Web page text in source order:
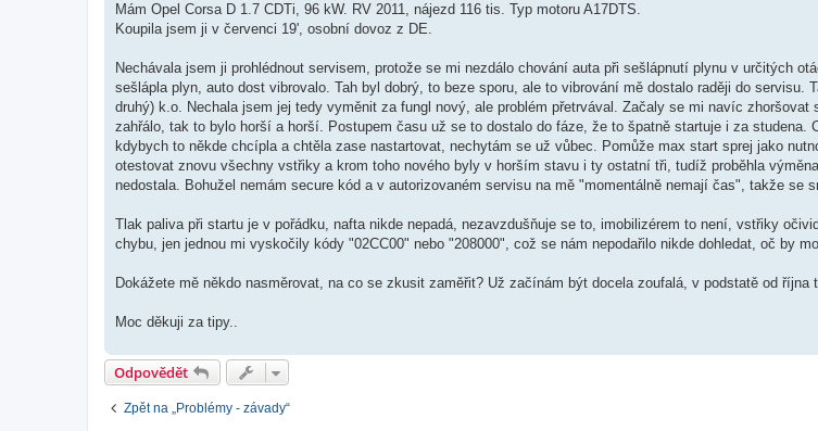
p
ě
k
Mám Opel Corsa D 1.7 CDTi, 96 kW. RV 2011, nájezd 116 tis. Typ motoru A17DTS.
Koupila jsem ji v červenci 19', osobní dovoz z DE.
Nechávala jsem ji prohlédnout servisem, protože se mi nezdálo chování auta při sešlápnutí plynu v určitých
sešlápla plyn, auto dost vibrovalo. Tah byl dobrý, to beze sporu, ale to vibrování mě dostalo raději do servisu.
druhý) k.o. Nechala jsem jej tedy vyměnit za fungl nový, ale problém přetrvával. Začaly se mi navíc
zahřálo, tak to bylo horší a horší. Postupem času už se to dostalo do fáze, že to špatně startuje i za studena.
kdybych to někde chcípla a chtěla zase nastartovat, nechytám se už vůbec. Pomůže max start sprej jako
otestovat znovu všechny vstřiky a krom toho nového byly v horším stavu i ty ostatní tři, tudíž proběhla
nedostala. Bohužel nemám secure kód a v autorizovaném servisu na mě "momentálně nemají čas", takže se
Tlak paliva při startu je v pořádku, nafta nikde nepadá, nezavzdušňuje se to, imobilizérem to není, vstřiky
chybu, jen jednou mi vyskočily kódy "02CC00" nebo "208000", což se nám nepodařilo nikde dohledat, oč by
Dokážete mě někdo nasměrovat, na co se zkusit zaměřit? Už začínám být docela zoufalá, v podstatě od října
Moc děkuji za tipy..
Odpovědět
Zpět na „Problémy - závady“